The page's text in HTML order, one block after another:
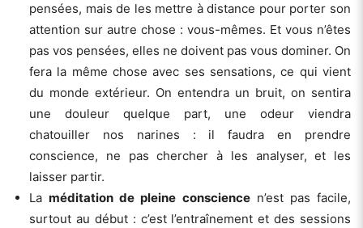
pensées, mais de les mettre à distance pour porter son
attention sur autre chose : vous-mêmes. Et vous n’êtes
pas vos pensées, elles ne doivent pas vous dominer. On
fera la même chose avec ses sensations, ce qui vient
du monde extérieur. On entendra un bruit, on sentira
une douleur quelque part, une odeur viendra
chatouiller nos narines : il faudra en prendre
conscience, ne pas chercher à les analyser, et les
laisser partir.
Laméditation de pleine consciencen’est pas facile,
surtout au début : c’est l’entraînement et des sessions